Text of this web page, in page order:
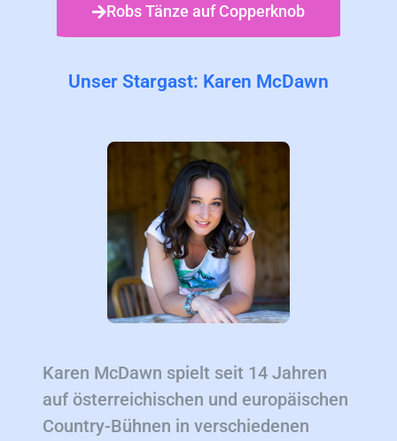
Robs Tänze auf Copperknob
Unser Stargast: Karen McDawn
Karen McDawn spielt seit 14 Jahren
auf österreichischen und europäischen
Country-Bühnen in verschiedenen